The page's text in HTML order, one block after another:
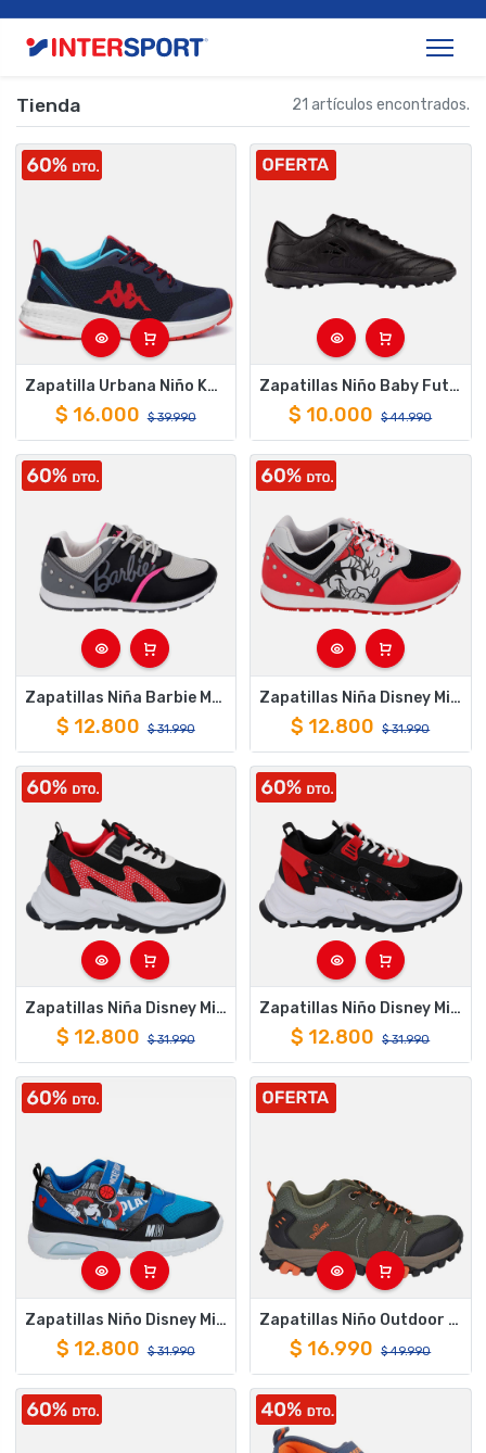
Tienda 21 artículos encontrados.
Zapatilla Urbana Niño Kappa Glinch Logo Azul Rojo Turquesa
$ 16.000 $39.990
Zapatillas Niño Baby Futbol Finta Negro Cac1ke
$ 10.000 $44.990
Zapatillas Niña Barbie Mattel Sport Sneakers Moda
$ 12.800 $31.990
Zapatillas Niña Disney Minnie Mouse Deportivas Moda
$ 12.800 $31.990
Zapatillas Niña Disney Minnie Mouse Chunky Sport Sneakers
$ 12.800 $31.990
Zapatillas Niño Disney Mickey Sport Sneakers Rojo
$ 12.800 $31.990
Zapatillas Niño Disney Mickey Mouse Azul Deportivas
$ 12.800 $31.990
Zapatillas Niño Outdoor Spalding ZNO5221 Khaki
$ 16.990 $49.990